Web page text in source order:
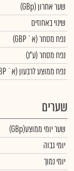
שער אחרון (GBp)
שינוי באחוזים
נפח מסחר(א` GBP)
נפח מסחר(ע"נ)
נפח ממוצע לרבעון (א` GBP)
שערים
שער יומי ממוצע(GBp)
יומי גבוה
יומי נמוך